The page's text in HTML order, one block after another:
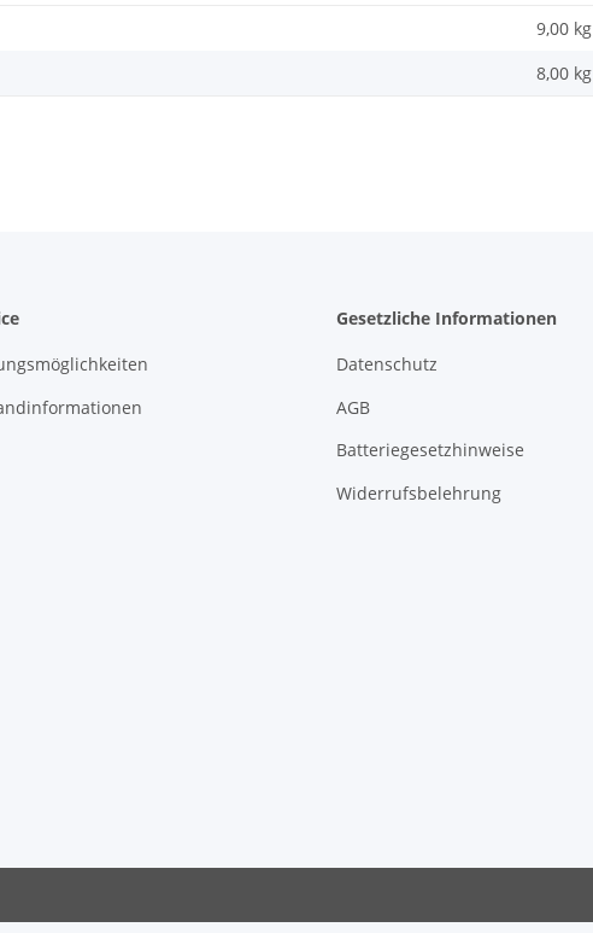
9,00 kg
8,00 kg
Gesetzliche Informationen
Datenschutz
AGB
Batteriegesetzhinweise
Widerrufsbelehrung